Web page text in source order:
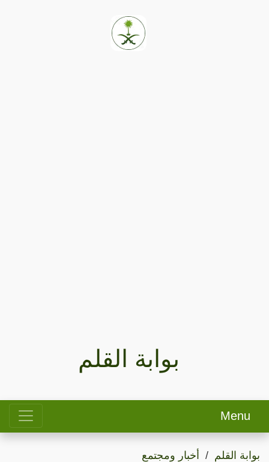
بوابة القلم
Menu
بوابة القلم
أخبار ومجتمع